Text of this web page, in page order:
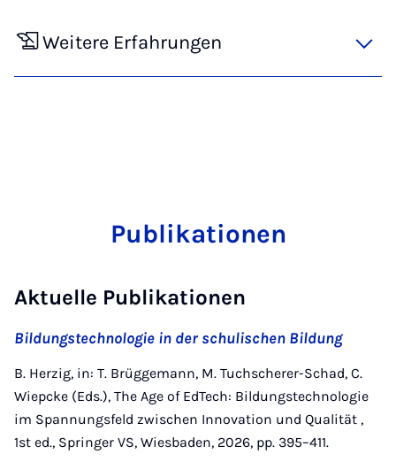
Weitere Erfahrungen
Publikationen
Aktuelle Publikationen
Bildungstechnologie in der schulischen Bildung
B. Herzig, in: T. Brüggemann, M. Tuchscherer-Schad, C.
Wiepcke (Eds.), The Age of EdTech: Bildungstechnologie
im Spannungsfeld zwischen Innovation und Qualität ,
1st ed., Springer VS, Wiesbaden, 2026, pp. 395–411.